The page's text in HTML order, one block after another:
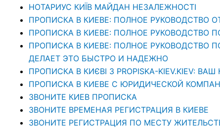
НОТАРИУС КИЇВ МАЙДАН НЕЗАЛЕЖНОСТІ
ПРОПИСКА В КИЕВЕ: ПОЛНОЕ РУКОВОДСТВО
ПРОПИСКА В КИЕВЕ: ПОЛНОЕ РУКОВОДСТВО
ПРОПИСКА В КИЕВЕ: ПОЛНОЕ РУКОВОДСТВО ПО
ДЕЛАЕТ ЭТО БЫСТРО И НАДЕЖНО
ПРОПИСКА В КИЄВІ З PROPISKA-
ПРОПИСКА В КИЕВЕ С ЮРИДИЧЕСКОЙ
ЗВОНИТЕ КИЕВ ПРОПИСКА
ЗВОНИТЕ ВРЕМЕНАЯ РЕГИСТРАЦИЯ В КИЕВЕ
ЗВОНИТЕ РЕГИСТРАЦИЯ ПО МЕСТУ